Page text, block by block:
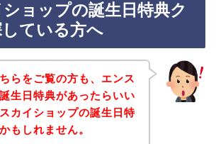
ョップの誕生日特典ク
ている方へ
らをご覧の方も、エンス
生日特典があったらいい
カイショップの誕生日特
もしれません。